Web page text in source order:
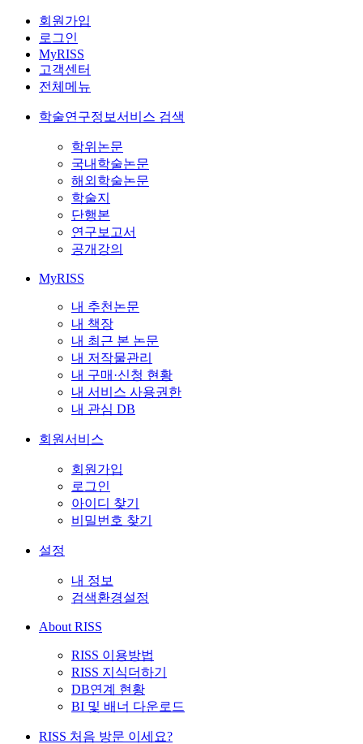
회원가입
로그인
MyRISS
고객센터
전체메뉴
학술연구정보서비스 검색
학위논문
국내학술논문
해외학술논문
학술지
단행본
연구보고서
공개강의
MyRISS
내 추천논문
내 책장
내 최근 본 논문
내 저작물관리
내 구매·신청 현황
내 서비스 사용권한
내 관심 DB
회원서비스
회원가입
로그인
아이디 찾기
비밀번호 찾기
설정
내 정보
검색환경설정
About RISS
RISS 이용방법
RISS 지식더하기
DB연계 현황
BI 및 배너 다운로드
RISS 처음 방문 이세요?